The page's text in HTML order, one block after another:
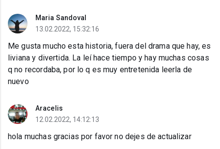
Maria Sandoval
13.02.2022, 15:32:16
Me gusta mucho esta historia, fuera del drama que hay, es
liviana y divertida. La leí hace tiempo y hay muchas cosas
q no recordaba, por lo q es muy entretenida leerla de
nuevo
Aracelis
12.02.2022, 14:12:13
hola muchas gracias por favor no dejes de actualizar